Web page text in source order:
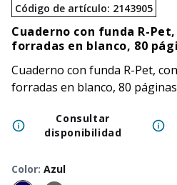
Código de artículo: 2143905
Cuaderno con funda R-
forradas en blanco, 80
Cuaderno con funda R-Pet,
forradas en blanco, 80
Consultar
disponibilidad
Color: Azul